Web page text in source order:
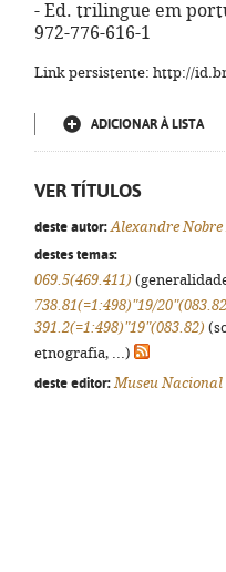
- Ed. trilingue em
972-776-616-1
Link persistente: http://
ADICIONAR À LISTA
VER TÍTULOS
deste autor: Alexandre Nobre
destes temas:
069.5(469.411)
738.81(=1:498)"19/
391.2(=1:498)"19"(083.82)
etnografia, ...)
deste editor: Museu Nacional